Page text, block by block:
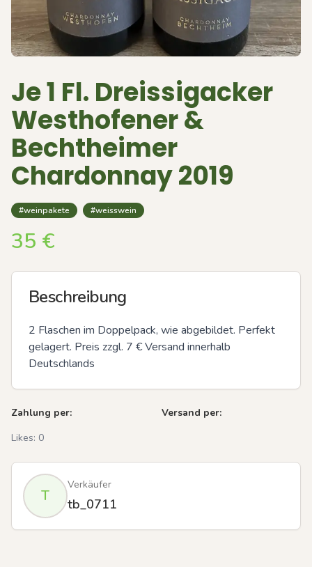
Je 1 Fl. Dreissigacker
Westhofener &
Bechtheimer
Chardonnay 2019
#weinpakete #weisswein
35 €
Beschreibung
2 Flaschen im Doppelpack, wie abgebildet. Perfekt
gelagert. Preis zzgl. 7 € Versand innerhalb
Deutschlands
Zahlung per:
Versand per:
Likes: 0
T
Verkäufer
tb_0711